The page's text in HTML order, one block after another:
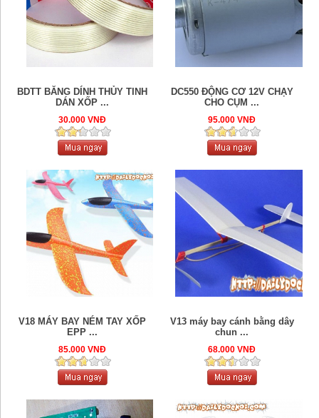
BDTT BĂNG DÍNH THỦY TINH
DÁN XỐP ...
30.000 VNĐ
DC550 ĐỘNG CƠ 12V CHẠY
CHO CỤM ...
95.000 VNĐ
V18 MÁY BAY NÉM TAY XỐP
EPP ...
85.000 VNĐ
V13 máy bay cánh bằng dây
chun ...
68.000 VNĐ